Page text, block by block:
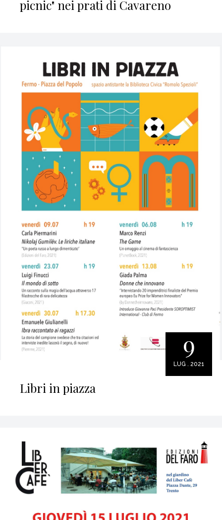
picnic" nei prati di Cavareno
9
LUG . 2021
Libri in piazza